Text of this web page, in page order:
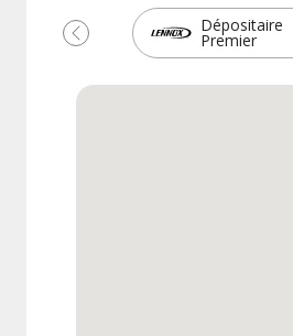
Dépositaire
Premier
Précédent